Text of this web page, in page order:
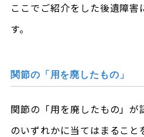
ここでご紹介をした後遺障害
す。
関節の「用を廃したもの」
関節の「用を廃したもの」
のいずれかに当てはまること